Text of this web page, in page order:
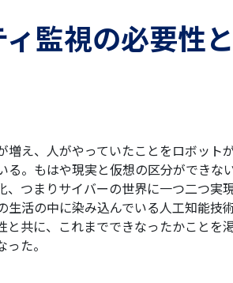
監視の必要性
増え、人がやっていたことをロボット
る。もはや現実と仮想の区分ができな
、つまりサイバーの世界に一つ二つ実
生活の中に染み込んでいる人工知能技
と共に、これまでできなったかことを
た。